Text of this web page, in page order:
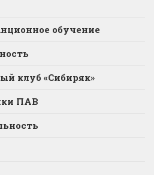
обучение
клуб «Сибиряк»
ПАВ